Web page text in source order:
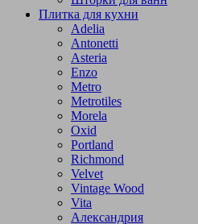
Плитка для кухни
Adelia
Antonetti
Asteria
Enzo
Metro
Metrotiles
Morela
Oxid
Portland
Richmond
Velvet
Vintage Wood
Vita
Александрия